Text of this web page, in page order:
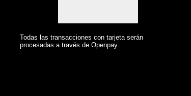
Todas las transacciones con tarjeta serán
procesadas a través de Openpay.